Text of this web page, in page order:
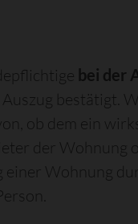
bei der
bestätigt.
ob dem ein
der
einer Wohnung